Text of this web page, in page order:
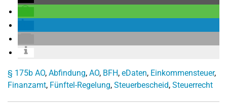
§ 175b AO, Abfindung, AO, BFH, eDaten, Einkommensteuer,
Finanzamt, Fünftel-Regelung, Steuerbescheid, Steuerrecht